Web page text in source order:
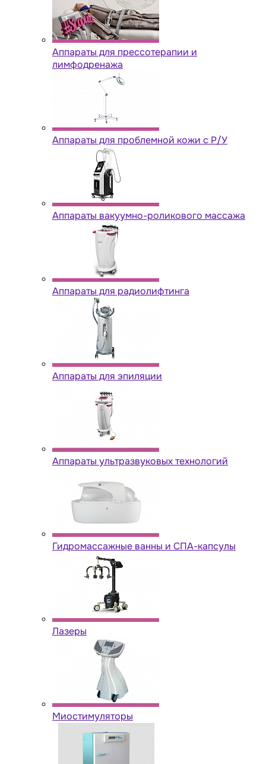
Аппараты для прессотерапии и
лимфодренажа
Аппараты для проблемной кожи с Р/У
Аппараты вакуумно-роликового массажа
Аппараты для радиолифтинга
Аппараты для эпиляции
Аппараты ультразвуковых технологий
Гидромассажные ванны и СПА-капсулы
Лазеры
Миостимуляторы